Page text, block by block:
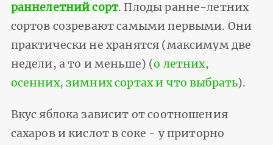
раннелетний сорт. Плоды ранне-летних
сортов созревают самыми первыми. Они
практически не хранятся (максимум две
недели, а то и меньше) (о летних,
осенних, зимних сортах и что выбрать).
Вкус яблока зависит от соотношения
сахаров и кислот в соке - у приторно